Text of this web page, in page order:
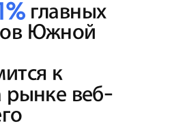
главных
Южной
к
рынке веб-